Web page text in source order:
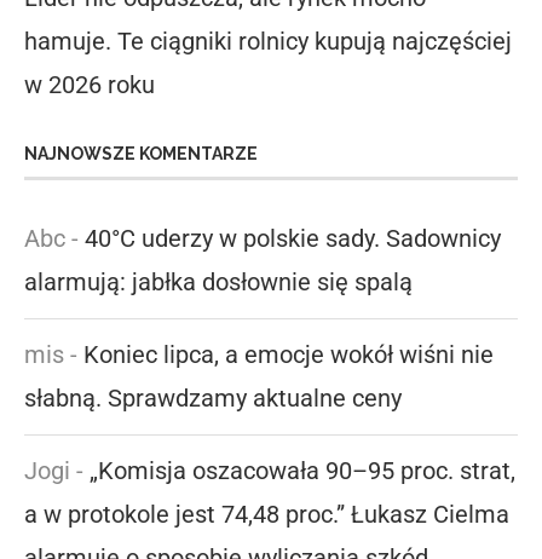
hamuje. Te ciągniki rolnicy kupują najczęściej
w 2026 roku
NAJNOWSZE KOMENTARZE
Abc - 40°C uderzy w polskie sady. Sadownicy
alarmują: jabłka dosłownie się spalą
mis - Koniec lipca, a emocje wokół wiśni nie
słabną. Sprawdzamy aktualne ceny
Jogi - „Komisja oszacowała 90–95 proc. strat,
a w protokole jest 74,48 proc.” Łukasz Cielma